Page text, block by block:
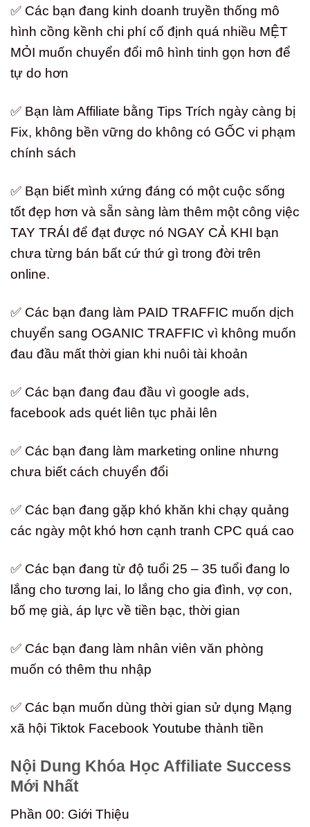
✅ Các bạn đang kinh doanh truyền thống mô
hình cồng kềnh chi phí cố định quá nhiều MỆT
MỎI muốn chuyển đổi mô hình tinh gọn hơn để
tự do hơn
✅ Bạn làm Affiliate bằng Tips Trích ngày càng bị
Fix, không bền vững do không có GỐC vi phạm
chính sách
✅ Bạn biết mình xứng đáng có một cuộc sống
tốt đẹp hơn và sẵn sàng làm thêm một công việc
TAY TRÁI để đạt được nó NGAY CẢ KHI bạn
chưa từng bán bất cứ thứ gì trong đời trên
online.
✅ Các bạn đang làm PAID TRAFFIC muốn dịch
chuyển sang OGANIC TRAFFIC vì không muốn
đau đầu mất thời gian khi nuôi tài khoản
✅ Các bạn đang đau đầu vì google ads,
facebook ads quét liên tục phải lên
✅ Các bạn đang làm marketing online nhưng
chưa biết cách chuyển đổi
✅ Các bạn đang gặp khó khăn khi chạy quảng
các ngày một khó hơn cạnh tranh CPC quá cao
✅ Các bạn đang từ độ tuổi 25 – 35 tuổi đang lo
lắng cho tương lai, lo lắng cho gia đình, vợ con,
bố mẹ già, áp lực về tiền bạc, thời gian
✅ Các bạn đang làm nhân viên văn phòng
muốn có thêm thu nhập
✅ Các bạn muốn dùng thời gian sử dụng Mạng
xã hội Tiktok Facebook Youtube thành tiền
Nội Dung Khóa Học Affiliate Success
Mới Nhất
Phần 00: Giới Thiệu